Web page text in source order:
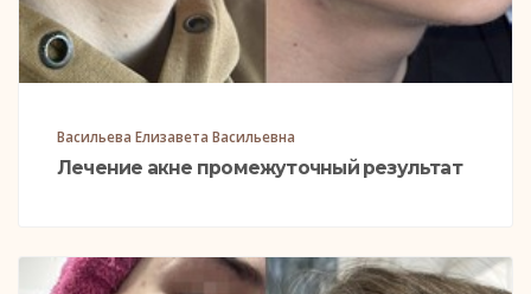
Васильева Елизавета Васильевна
Лечение акне промежуточный результат